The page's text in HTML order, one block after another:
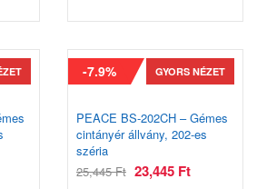
-7.9% GYORS NÉZET
PEACE BS-202CH – Gémes
cintányér állvány, 202-es
széria
25,445Ft 23,445 Ft